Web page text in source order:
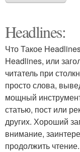
Headlines:
Что Такое
Headlines, или
читатель при
просто слова,
мощный
статью, пост или
других. Хороший
внимание,
продолжить чтение.